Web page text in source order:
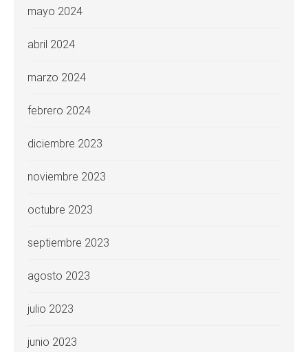
mayo 2024
abril 2024
marzo 2024
febrero 2024
diciembre 2023
noviembre 2023
octubre 2023
septiembre 2023
agosto 2023
julio 2023
junio 2023